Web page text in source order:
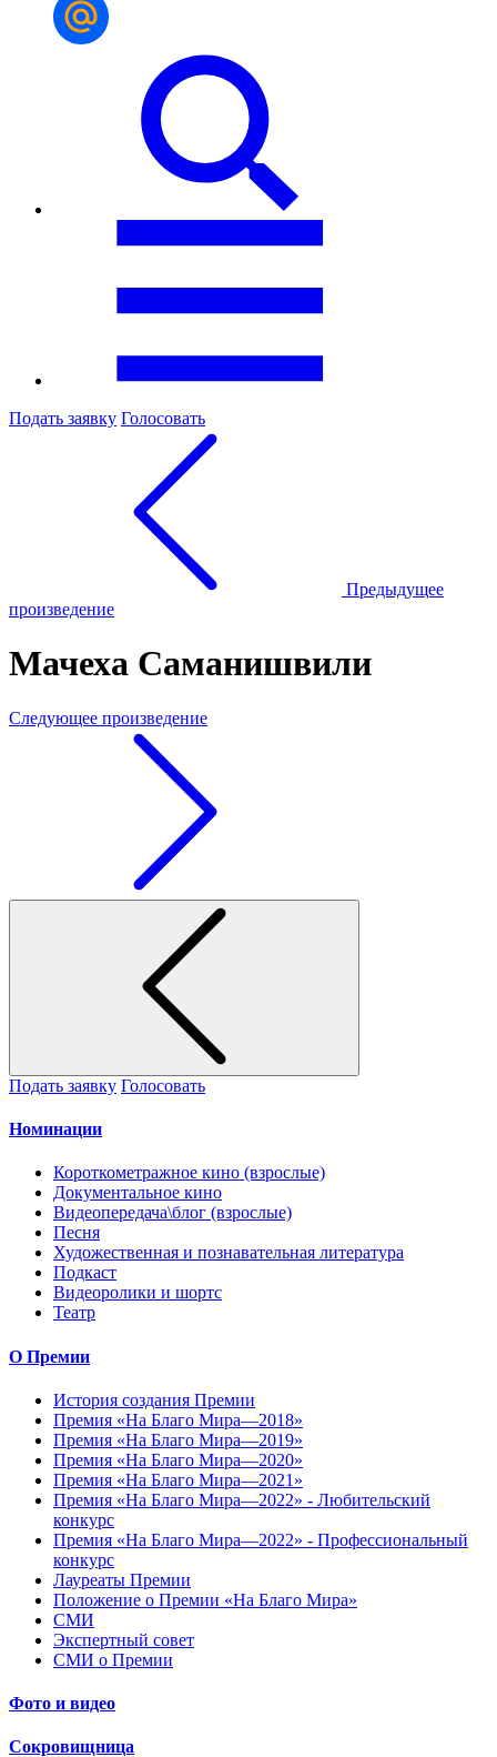
Подать заявку Голосовать
Предыдущее
произведение
Мачеха Саманишвили
Следующее произведение
Подать заявку Голосовать
Номинации
Короткометражное кино (взрослые)
Документальное кино
Видеопередача\блог (взрослые)
Песня
Художественная и познавательная литература
Подкаст
Видеоролики и шортс
Театр
О Премии
История создания Премии
Премия «На Благо Мира—2018»
Премия «На Благо Мира—2019»
Премия «На Благо Мира—2020»
Премия «На Благо Мира—2021»
Премия «На Благо Мира—2022» - Любительский
конкурс
Премия «На Благо Мира—2022» - Профессиональный
конкурс
Лауреаты Премии
Положение о Премии «На Благо Мира»
СМИ
Экспертный совет
СМИ о Премии
Фото и видео
Сокровищница